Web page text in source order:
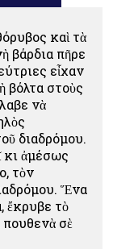
καὶ τὰ
βάρδια πῆρε
εἶχαν
βόλτα στοὺς
νὰ
διαδρόμου.
κι ἀμέσως
τὸν
Ἕνα
ἔκρυβε τὸ
σὲ